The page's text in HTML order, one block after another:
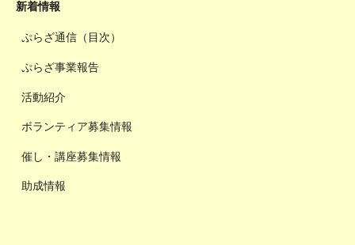
新着情報
ぷらざ通信（目次）
ぷらざ事業報告
活動紹介
ボランティア募集情報
催し・講座募集情報
助成情報